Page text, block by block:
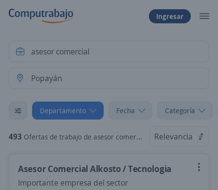
Ingresar
Departamento Fecha Categoría
493 Ofertas de trabajo de asesor comercial en Popayán, Cauca Relevancia
Asesor Comercial Alkosto / Tecnologia
Importante empresa del sector